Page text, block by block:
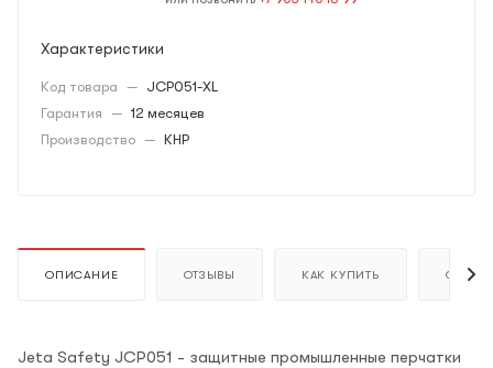
Характеристики
Код товара — JCP051-XL
Гарантия — 12 месяцев
Производство — КНР
ОПИСАНИЕ ОТЗЫВЫ КАК КУПИТЬ ОПЛАТА
Jeta Safety JCP051 - защитные промышленные перчатки